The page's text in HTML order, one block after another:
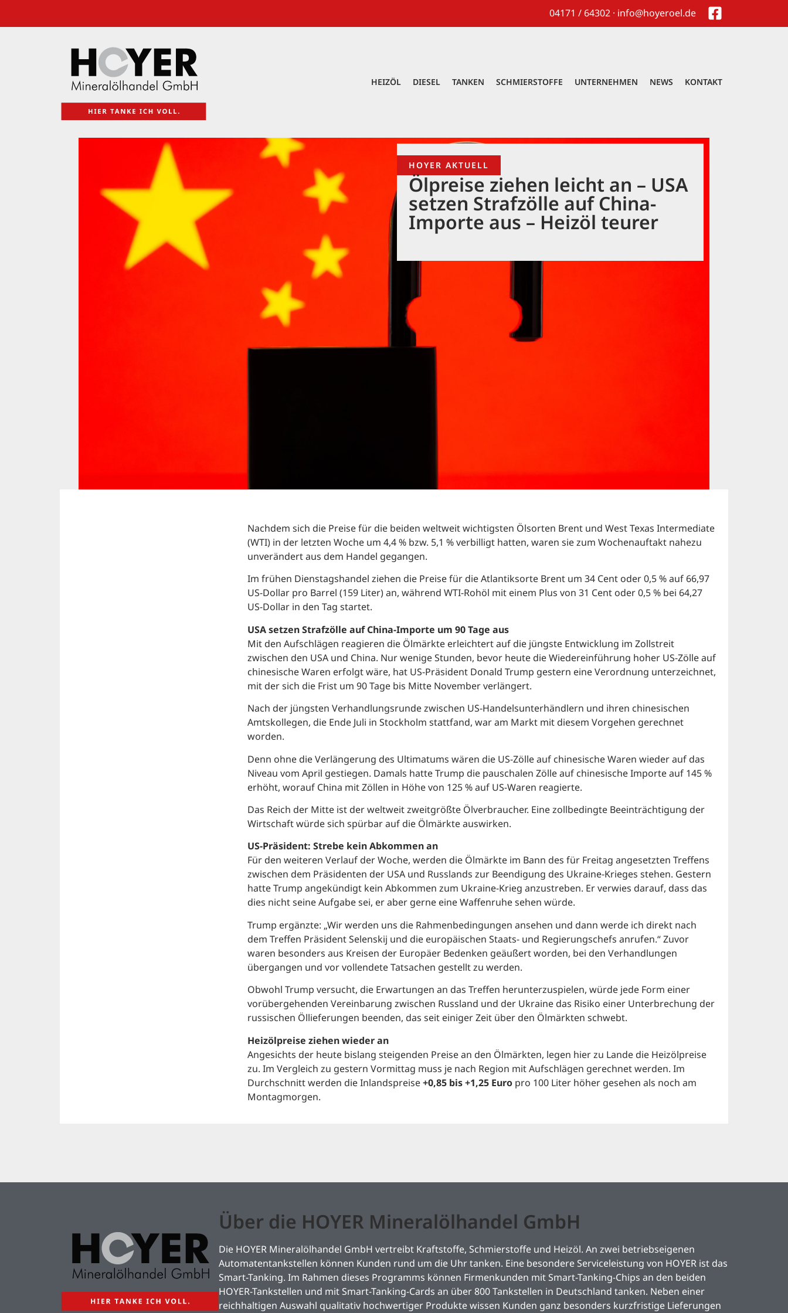
04171 / 64302 · info@hoyeroel.de
HEIZÖL DIESEL TANKEN SCHMIERSTOFFE UNTERNEHMEN NEWS KONTAKT
HOYER AKTUELL
Ölpreise ziehen leicht an – USA
setzen Strafzölle auf China-
Importe aus – Heizöl teurer
Nachdem sich die Preise für die beiden weltweit wichtigsten Ölsorten Brent und West Texas Intermediate
(WTI) in der letzten Woche um 4,4 % bzw. 5,1 % verbilligt hatten, waren sie zum Wochenauftakt nahezu
unverändert aus dem Handel gegangen.
Im frühen Dienstagshandel ziehen die Preise für die Atlantiksorte Brent um 34 Cent oder 0,5 % auf 66,97
US-Dollar pro Barrel (159 Liter) an, während WTI-Rohöl mit einem Plus von 31 Cent oder 0,5 % bei 64,27
US-Dollar in den Tag startet.
USA setzen Strafzölle auf China-Importe um 90 Tage aus
Mit den Aufschlägen reagieren die Ölmärkte erleichtert auf die jüngste Entwicklung im Zollstreit
zwischen den USA und China. Nur wenige Stunden, bevor heute die Wiedereinführung hoher US-Zölle auf
chinesische Waren erfolgt wäre, hat US-Präsident Donald Trump gestern eine Verordnung unterzeichnet,
mit der sich die Frist um 90 Tage bis Mitte November verlängert.
Nach der jüngsten Verhandlungsrunde zwischen US-Handelsunterhändlern und ihren chinesischen
Amtskollegen, die Ende Juli in Stockholm stattfand, war am Markt mit diesem Vorgehen gerechnet
worden.
Denn ohne die Verlängerung des Ultimatums wären die US-Zölle auf chinesische Waren wieder auf das
Niveau vom April gestiegen. Damals hatte Trump die pauschalen Zölle auf chinesische Importe auf 145 %
erhöht, worauf China mit Zöllen in Höhe von 125 % auf US-Waren reagierte.
Das Reich der Mitte ist der weltweit zweitgrößte Ölverbraucher. Eine zollbedingte Beeinträchtigung der
Wirtschaft würde sich spürbar auf die Ölmärkte auswirken.
US-Präsident: Strebe kein Abkommen an
Für den weiteren Verlauf der Woche, werden die Ölmärkte im Bann des für Freitag angesetzten Treffens
zwischen dem Präsidenten der USA und Russlands zur Beendigung des Ukraine-Krieges stehen. Gestern
hatte Trump angekündigt kein Abkommen zum Ukraine-Krieg anzustreben. Er verwies darauf, dass das
dies nicht seine Aufgabe sei, er aber gerne eine Waffenruhe sehen würde.
Trump ergänzte: „Wir werden uns die Rahmenbedingungen ansehen und dann werde ich direkt nach
dem Treffen PräsidentSelenskij und die europäischen Staats- und Regierungschefs anrufen.“ Zuvor
waren besonders aus Kreisen der Europäer Bedenken geäußert worden, bei den Verhandlungen
übergangen und vor vollendete Tatsachen gestellt zu werden.
Obwohl Trump versucht, die Erwartungen an das Treffen herunterzuspielen, würde jede Form einer
vorübergehenden Vereinbarung zwischen Russland und der Ukraine das Risiko einer Unterbrechung der
russischen Öllieferungen beenden, das seit einiger Zeit über den Ölmärkten schwebt.
Heizölpreise ziehen wieder an
Angesichts der heute bislang steigenden Preise an den Ölmärkten, legen hier zu Lande die Heizölpreise
zu. Im Vergleich zu gestern Vormittag muss je nach Region mit Aufschlägen gerechnet werden. Im
Durchschnitt werden die Inlandspreise+0,85 bis +1,25 Euro pro 100 Liter höher gesehen als noch am
Montagmorgen.
Über die HOYER Mineralölhandel GmbH
Die HOYER Mineralölhandel GmbH vertreibt Kraftstoffe, Schmierstoffe und Heizöl. An zwei betriebseigenen
Automatentankstellen können Kunden rund um die Uhr tanken. Eine besondere Serviceleistung von HOYER ist das
Smart-Tanking. Im Rahmen dieses Programms können Firmenkunden mit Smart-Tanking-Chips an den beiden
HOYER-Tankstellen und mit Smart-Tanking-Cards an über 800 Tankstellen in Deutschland tanken. Neben einer
reichhaltigen Auswahl qualitativ hochwertiger Produkte wissen Kunden ganz besonders kurzfristige Lieferungen